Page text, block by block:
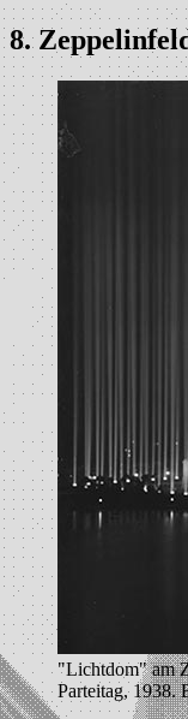
8.
"Lichtdom" am
Parteitag, 1938.